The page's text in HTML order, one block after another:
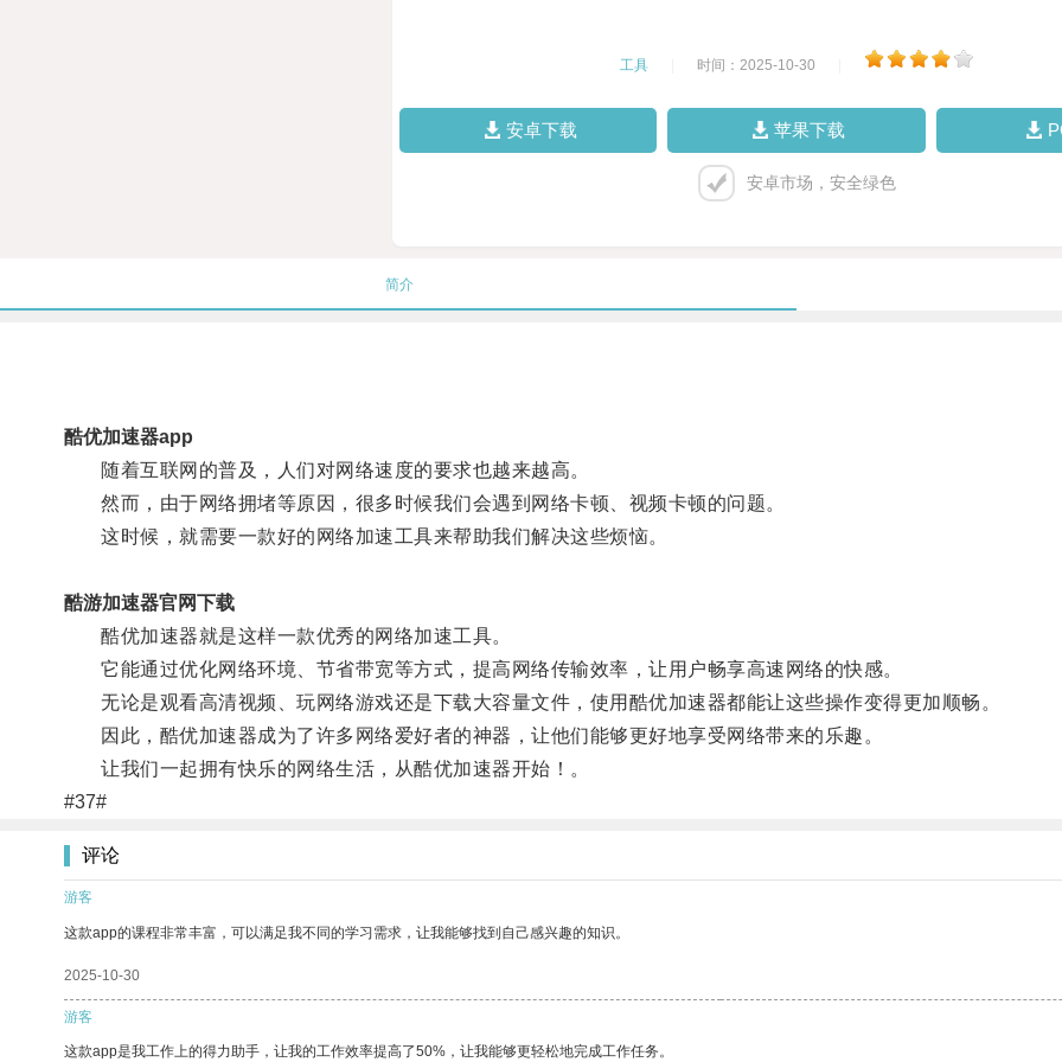
工具 时间：2025-10-30
安卓下载 苹果下载
安卓市场，安全绿色
简介
酷优加速器app
随着互联网的普及，人们对网络速度的要求也越来越高。
然而，由于网络拥堵等原因，很多时候我们会遇到网络卡顿、视频卡顿的问题。
这时候，就需要一款好的网络加速工具来帮助我们解决这些烦恼。
酷游加速器官网下载
酷优加速器就是这样一款优秀的网络加速工具。
它能通过优化网络环境、节省带宽等方式，提高网络传输效率，让用户畅享高速网络的快感。
无论是观看高清视频、玩网络游戏还是下载大容量文件，使用酷优加速器都能让这些操作变得更加顺畅。
因此，酷优加速器成为了许多网络爱好者的神器，让他们能够更好地享受网络带来的乐趣。
让我们一起拥有快乐的网络生活，从酷优加速器开始！。
#37#
评论
游客
这款app的课程非常丰富，可以满足我不同的学习需求，让我能够找到自己感兴趣的知识。
2025-10-30
游客
这款app是我工作上的得力助手，让我的工作效率提高了50%，让我能够更轻松地完成工作任务。